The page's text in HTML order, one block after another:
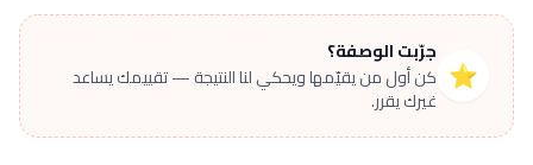
⭐
جرّبت الوصفة؟
كن أول من يقيّمها ويحكي لنا النتيجة — تقييمك يساعد
غيرك يقرر.